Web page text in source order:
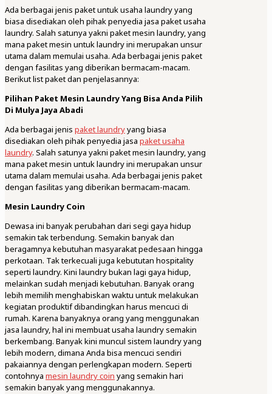
Ada berbagai jenis paket untuk usaha laundry yang
biasa disediakan oleh pihak penyedia jasa paket usaha
laundry. Salah satunya yakni paket mesin laundry, yang
mana paket mesin untuk laundry ini merupakan unsur
utama dalam memulai usaha. Ada berbagai jenis paket
dengan fasilitas yang diberikan bermacam-macam.
Berikut list paket dan penjelasannya:
Pilihan Paket Mesin Laundry Yang Bisa Anda Pilih
Di Mulya Jaya Abadi
Ada berbagai jenis paket laundryyang biasa
disediakan oleh pihak penyedia jasa paket usaha
laundry. Salah satunya yakni paket mesin laundry, yang
mana paket mesin untuk laundry ini merupakan unsur
utama dalam memulai usaha. Ada berbagai jenis paket
dengan fasilitas yang diberikan bermacam-macam.
Mesin Laundry Coin
Dewasa ini banyak perubahan dari segi gaya hidup
semakin tak terbendung. Semakin banyak dan
beragamnya kebutuhan masyarakat pedesaan hingga
perkotaan. Tak terkecuali juga kebututan hospitality
seperti laundry. Kini laundry bukan lagi gaya hidup,
melainkan sudah menjadi kebutuhan. Banyak orang
lebih memilih menghabiskan waktu untuk melakukan
kegiatan produktif dibandingkan harus mencuci di
rumah. Karena banyaknya orang yang menggunakan
jasa laundry, hal ini membuat usaha laundry semakin
berkembang. Banyak kini muncul sistem laundry yang
lebih modern, dimana Anda bisa mencuci sendiri
pakaiannya dengan perlengkapan modern. Seperti
contohnya mesin laundry coin yang semakin hari
semakin banyak yang menggunakannya.